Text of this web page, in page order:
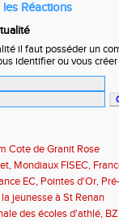
les Réactions
il faut posséder un
identifier ou vous
Cote de Granit Rose
Mondiaux FISEC,
EC, Pointes d'Or,
Quimper, St Renan
jeunesse à St Renan
des écoles d'athlé,